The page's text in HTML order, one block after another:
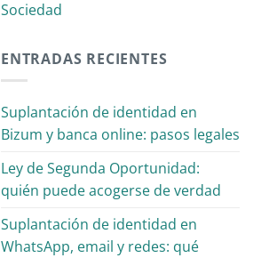
Sociedad
ENTRADAS RECIENTES
Suplantación de identidad en
Bizum y banca online: pasos legales
Ley de Segunda Oportunidad:
quién puede acogerse de verdad
Suplantación de identidad en
WhatsApp, email y redes: qué